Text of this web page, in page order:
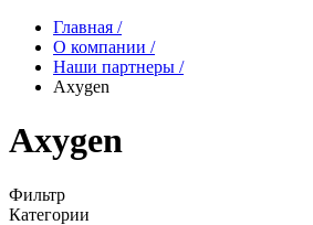
Главная /
О компании /
Наши партнеры /
Axygen
Axygen
Фильтр
Категории